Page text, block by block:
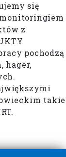
się
z
pochodzą
hager,
takie